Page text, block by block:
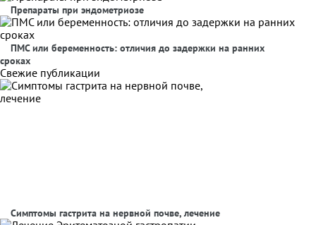
Препараты при эндометриозе
ПМС или беременность: отличия до задержки на ранних
сроках
Свежие публикации
Симптомы гастрита на нервной почве, лечение